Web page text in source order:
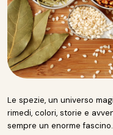
Le spezie, un universo
rimedi, colori, storie e
sempre un enorme fascino.